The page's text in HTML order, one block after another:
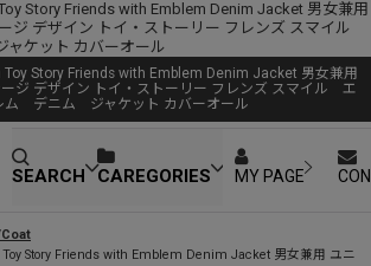
Story Friends with Emblem Denim Jacket 男女兼用
ジ デザイン トイ・ストーリー フレンズ スマイル
ケット カバーオール
Story Friends with Emblem Denim Jacket 男女兼用
ジ デザイン トイ・ストーリー フレンズ スマイル エ
ム デニム ジャケット カバーオール
SEARCH CAREGORIES MY PAGE
Story Friends with Emblem Denim Jacket 男女兼用 ユニ